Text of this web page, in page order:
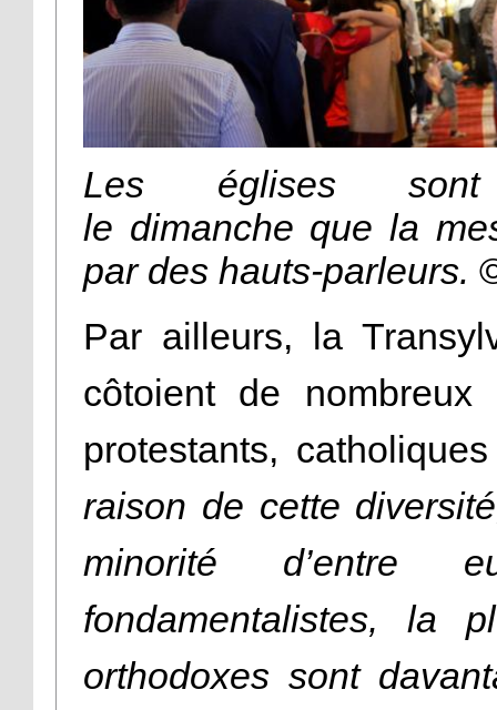
Les églises sont
le dimanche que la
par des hauts-parleurs.
Par ailleurs, la
côtoient de
protestants,
raison de cette
minorité d’entre
fondamentalistes, la
orthodoxes sont